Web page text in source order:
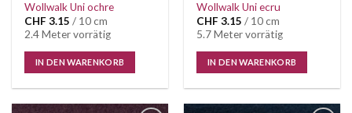
Wollwalk Uni ochre
CHF 3.15 / 10 cm
2.4 Meter vorrätig
IN DEN WARENKORB
Wollwalk Uni ecru
CHF 3.15 / 10 cm
5.7 Meter vorrätig
IN DEN WARENKORB